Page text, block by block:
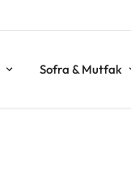
Sofra & Mutfak